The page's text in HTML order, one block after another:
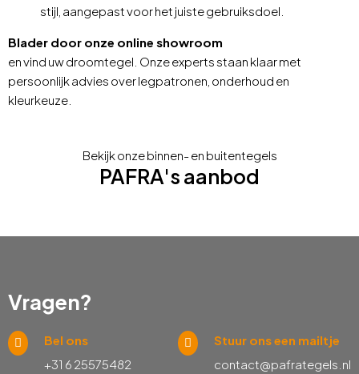
stijl, aangepast voor het juiste gebruiksdoel
Blader door onze online showroom
en vind uw droomtegel. Onze experts staan klaar met
persoonlijk advies over legpatronen, onderhoud en
kleurkeuze
Bekijk onze binnen- en buitentegels
PAFRA's aanbod
Vragen?
Bel ons
+31 6 25575482
Stuur ons een mailtje
contact@pafrategels.nl